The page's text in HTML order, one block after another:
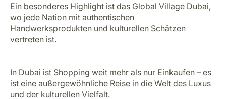
Ein besonderes Highlight ist das Global Village Dubai,
wo jede Nation mit authentischen
Handwerksprodukten und kulturellen Schätzen
vertreten ist.
In Dubai ist Shopping weit mehr als nur Einkaufen – es
ist eine außergewöhnliche Reise in die Welt des Luxus
und der kulturellen Vielfalt.